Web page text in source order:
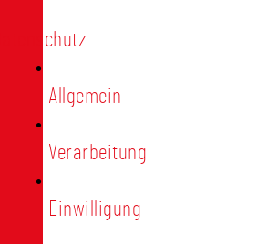
Datenschutz
Allgemein
Verarbeitung
Einwilligung